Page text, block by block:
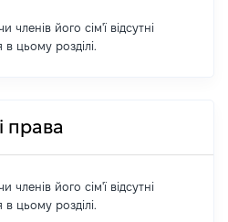
членів його сім'ї відсутні
цьому розділі.
права
членів його сім'ї відсутні
цьому розділі.